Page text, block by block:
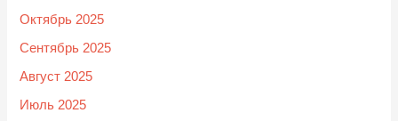
Октябрь 2025
Сентябрь 2025
Август 2025
Июль 2025